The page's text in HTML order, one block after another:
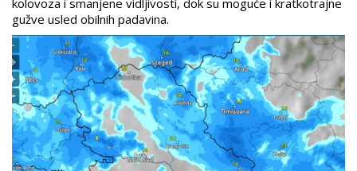
kolovoza i smanjene vidljivosti, dok su moguće i kratkotrajne
gužve usled obilnih padavina.